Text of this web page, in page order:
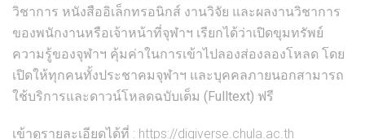
วิชาการ หนังสืออิเล็กทรอนิกส์ งานวิจัย และผลงานวิชาการ
ของพนักงานหรือเจ้าหน้าที่จุฬาฯ เรียกได้ว่าเปิดขุมทรัพย์
ความรู้ของจุฬาฯ คุ้มค่าในการเข้าไปลองส่องลองโหลด โดย
เปิดให้ทุกคนทั้งประชาคมจุฬาฯ และบุคคลภายนอกสามารถ
ใช้บริการและดาวน์โหลดฉบับเต็ม (Fulltext) ฟรี
เข้าดูรายละเอียดได้ที่ : https://digiverse.chula.ac.th